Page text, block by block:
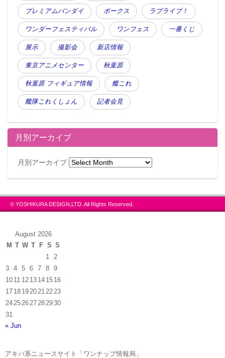
プレミアムバンダイ ボークス ラブライブ！
ワンダーフェスティバル ワンフェス 一番くじ
展示 撮影会 新店情報
東京アニメセンター 秋葉原
秋葉原 フィギュア情報 艦これ
艦隊これくしょん 記者会見
月別アーカイブ
月別アーカイブ
© YOSHIKURA DESIGN,LTD. All Rights Reserved.
August 2026
M T W T F S S
1
2
3
4 5 6 7 8
9
10 11 12 13 14 15 16
17 18 19 20 21 22 23
24 25 26 27 28 2930
31
« Jun
アキバ系ニュースサイト「ワンナップ情報局」